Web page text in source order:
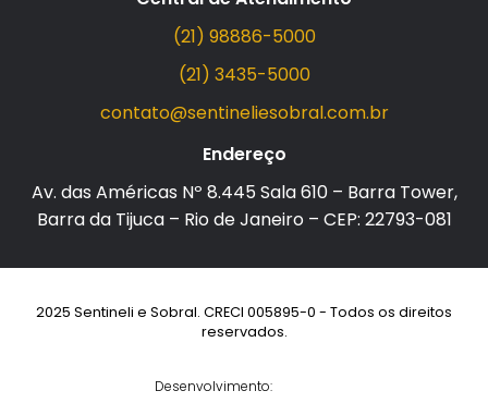
(21) 98886-5000
(21) 3435-5000
contato@sentineliesobral.com.br
Endereço
Av. das Américas Nº 8.445 Sala 610 – Barra Tower,
Barra da Tijuca – Rio de Janeiro – CEP: 22793-081
2025 Sentineli e Sobral. CRECI 005895-0 - Todos os direitos
reservados.
Desenvolvimento: